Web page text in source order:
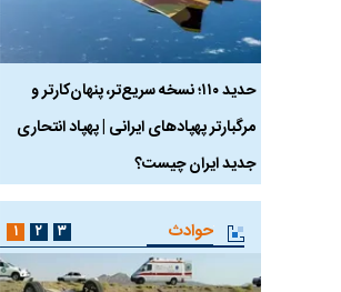
حدید ۱۱۰؛ نسخه سریع‌تر، پنهان‌کارتر و
مرگبارتر پهپادهای ایرانی | پهپاد انتحاری
جدید ایران چیست؟
حوادث ۱ ۲ ۳